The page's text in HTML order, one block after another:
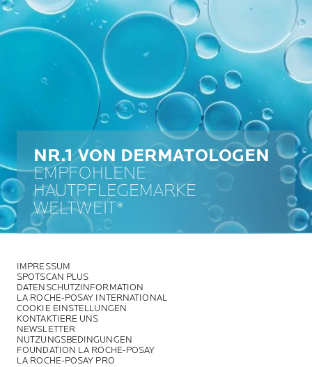
NR.1 VON DERMATOLOGEN
EMPFOHLENE
HAUTPFLEGEMARKE
WELTWEIT*
IMPRESSUM
SPOTSCAN PLUS
DATENSCHUTZINFORMATION
LA ROCHE-POSAY INTERNATIONAL
COOKIE EINSTELLUNGEN
KONTAKTIERE UNS
NEWSLETTER
NUTZUNGSBEDINGUNGEN
FOUNDATION LA ROCHE-POSAY
LA ROCHE-POSAY PRO